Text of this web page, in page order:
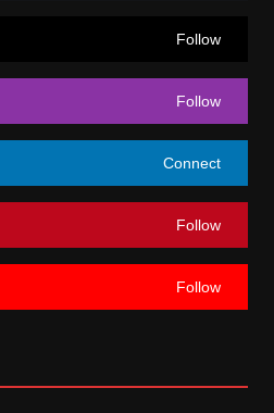
Follow
Follow
Connect
Follow
Follow